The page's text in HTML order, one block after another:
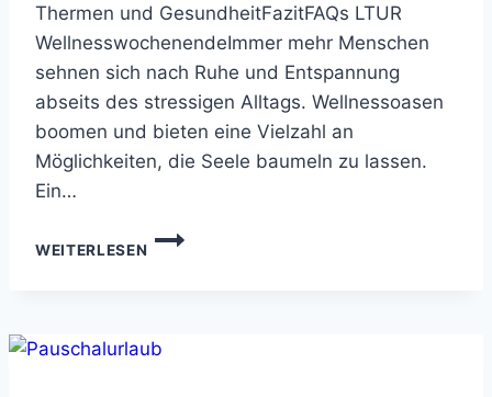
Thermen und GesundheitFazitFAQs LTUR
WellnesswochenendeImmer mehr Menschen
sehnen sich nach Ruhe und Entspannung
abseits des stressigen Alltags. Wellnessoasen
boomen und bieten eine Vielzahl an
Möglichkeiten, die Seele baumeln zu lassen.
Ein…
WEITERLESEN
FKK
IN